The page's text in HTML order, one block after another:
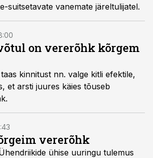
suitsetavate vanemate järeltulijatel.
on vererõhk kõrgem
nn. valge kitli efektile,
et arsti juures käies tõuseb
vererõhk
ühise uuringu tulemus